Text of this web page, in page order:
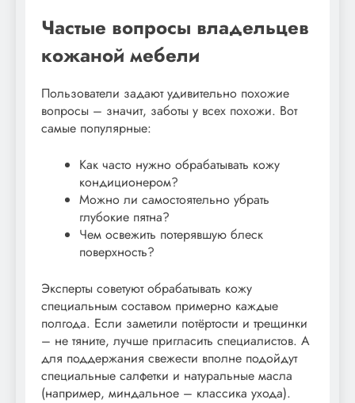
Частые вопросы владельцев
кожаной мебели
Пользователи задают удивительно похожие
вопросы – значит, заботы у всех похожи. Вот
самые популярные:
Как часто нужно обрабатывать кожу
кондиционером?
Можно ли самостоятельно убрать
глубокие пятна?
Чем освежить потерявшую блеск
поверхность?
Эксперты советуют обрабатывать кожу
специальным составом примерно каждые
полгода. Если заметили потёртости и трещинки
– не тяните, лучше пригласить специалистов. А
для поддержания свежести вполне подойдут
специальные салфетки и натуральные масла
(например, миндальное – классика ухода).